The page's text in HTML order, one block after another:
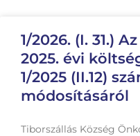
1/2026. (I. 31.)
2025. évi
1/2025 (II.12)
módosításáról
Tiborszállás Község